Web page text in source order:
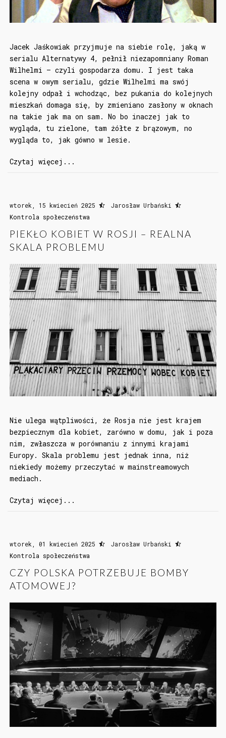
Jacek Jaśkowiak przyjmuje na siebie rolę, jaką w
serialu Alternatywy 4, pełnił niezapomniany Roman
Wilhelmi – czyli gospodarza domu. I jest taka
scena w owym serialu, gdzie Wilhelmi ma swój
kolejny odpał i wchodząc, bez pukania do kolejnych
mieszkań domaga się, by zmieniano zasłony w oknach
na takie jak ma on sam. No bo inaczej jak to
wygląda, tu zielone, tam żółte z brązowym, no
wygląda to, jak gówno w lesie.
Czytaj więcej...
wtorek, 15 kwiecień 2025
Jarosław Urbański
Kontrola społeczeństwa
PIEKŁO KOBIET W ROSJI – REALNA
SKALA PROBLEMU
Nie ulega wątpliwości, że Rosja nie jest krajem
bezpiecznym dla kobiet, zarówno w domu, jak i poza
nim, zwłaszcza w porównaniu z innymi krajami
Europy. Skala problemu jest jednak inna, niż
niekiedy możemy przeczytać w mainstreamowych
mediach.
Czytaj więcej...
wtorek, 01 kwiecień 2025
Jarosław Urbański
Kontrola społeczeństwa
CZY POLSKA POTRZEBUJE BOMBY
ATOMOWEJ?